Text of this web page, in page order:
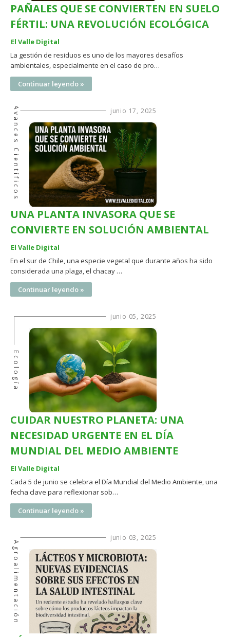
PAÑALES QUE SE CONVIERTEN EN SUELO
FÉRTIL: UNA REVOLUCIÓN ECOLÓGICA
El Valle Digital
La gestión de residuos es uno de los mayores desafíos
ambientales, especialmente en el caso de pro…
Continuar leyendo »
junio 17, 2025
Avances Científicos
UNA PLANTA INVASORA QUE SE
CONVIERTE EN SOLUCIÓN AMBIENTAL
El Valle Digital
En el sur de Chile, una especie vegetal que durante años ha sido
considerada una plaga, el chacay …
Continuar leyendo »
junio 05, 2025
Ecología
CUIDAR NUESTRO PLANETA: UNA
NECESIDAD URGENTE EN EL DÍA
MUNDIAL DEL MEDIO AMBIENTE
El Valle Digital
Cada 5 de junio se celebra el Día Mundial del Medio Ambiente, una
fecha clave para reflexionar sob…
Continuar leyendo »
junio 03, 2025
Agroalimentación